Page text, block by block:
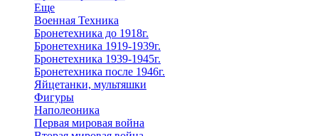
Еще
Военная Техника
Бронетехника до 1918г.
Бронетехника 1919-1939г.
Бронетехника 1939-1945г.
Бронетехника после 1946г.
Яйцетанки, мультяшки
Фигуры
Наполеоника
Первая мировая война